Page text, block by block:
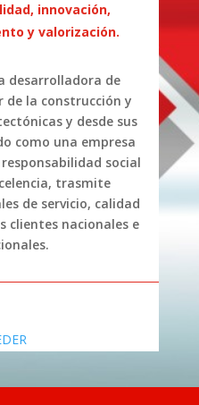
innovación,
y valorización.
desarrolladora de
de la construcción y
y desde sus
como una empresa
social
trasmite
de servicio, calidad
clientes nacionales e